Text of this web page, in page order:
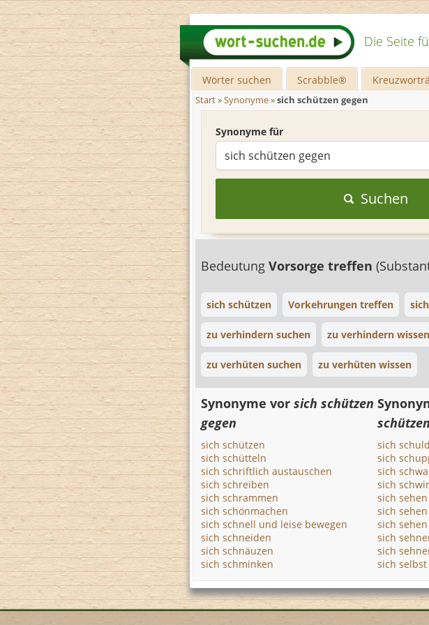
Die Seite
Wörter suchen Scrabble®
Start»Synonyme»sich schützen gegen
Synonyme für
Suchen
Bedeutung Vorsorge treffen
sich schützen Vorkehrungen treffen
zu verhindern suchen zu verhindern wissen
zu verhüten suchen zu verhüten wissen
Synonyme vor sich schützen
gegen
sich schützen
sich schütteln
sich schriftlich austauschen
sich schreiben
sich schrammen
sich schönmachen
sich schnell und leise bewegen
sich schneiden
sich schnäuzen
sich schminken
sich
sich
sich
sich
sich sehen
sich
sich
sich
sich
sich